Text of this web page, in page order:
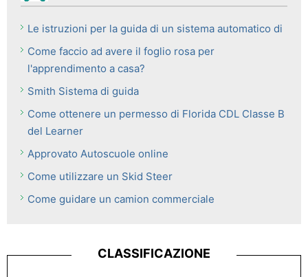
Le istruzioni per la guida di un sistema automatico di
Come faccio ad avere il foglio rosa per
l'apprendimento a casa?
Smith Sistema di guida
Come ottenere un permesso di Florida CDL Classe B
del Learner
Approvato Autoscuole online
Come utilizzare un Skid Steer
Come guidare un camion commerciale
CLASSIFICAZIONE